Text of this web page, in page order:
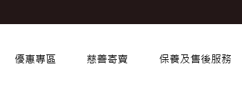
優惠專區 慈善寄賣 保養及售後服務